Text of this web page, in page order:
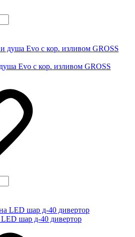
Evo с кор. изливом GROSS
шар д-40 дивертор